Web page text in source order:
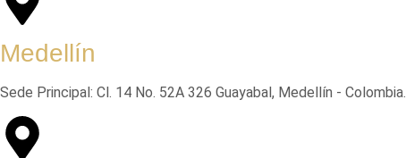
Medellín
Sede Principal: Cl. 14 No. 52A 326 Guayabal, Medellín - Colombia.